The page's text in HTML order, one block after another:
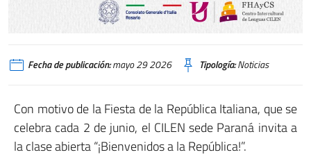
Fecha de publicación:mayo 29 2026 Tipología:Noticias
Con motivo de la Fiesta de la República Italiana, que se
celebra cada 2 de junio, el CILEN sede Paraná invita a
la clase abierta “¡Bienvenidos a la República!”.